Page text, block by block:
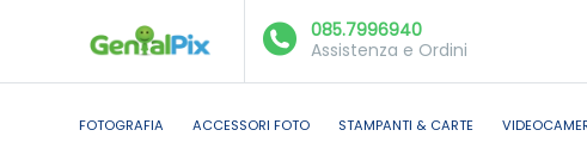
085.7996940
Assistenza e Ordini
FOTOGRAFIA ACCESSORI FOTO STAMPANTI & CARTE